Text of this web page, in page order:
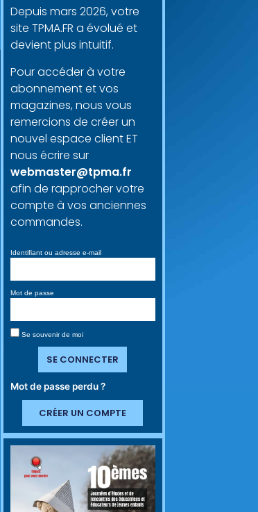
Depuis mars 2026, votre
site TPMA.FR a évolué et
devient plus intuitif.
Pour accéder à votre
abonnement et vos
magazines, nous vous
remercions de créer un
nouvel espace client ET
nous écrire sur
webmaster@tpma.fr
afin de rapprocher votre
compte à vos anciennes
commandes.
Identifiant ou adresse e-mail
Mot de passe
Se souvenir de moi
SE CONNECTER
Mot de passe perdu ?
CRÉER UN COMPTE